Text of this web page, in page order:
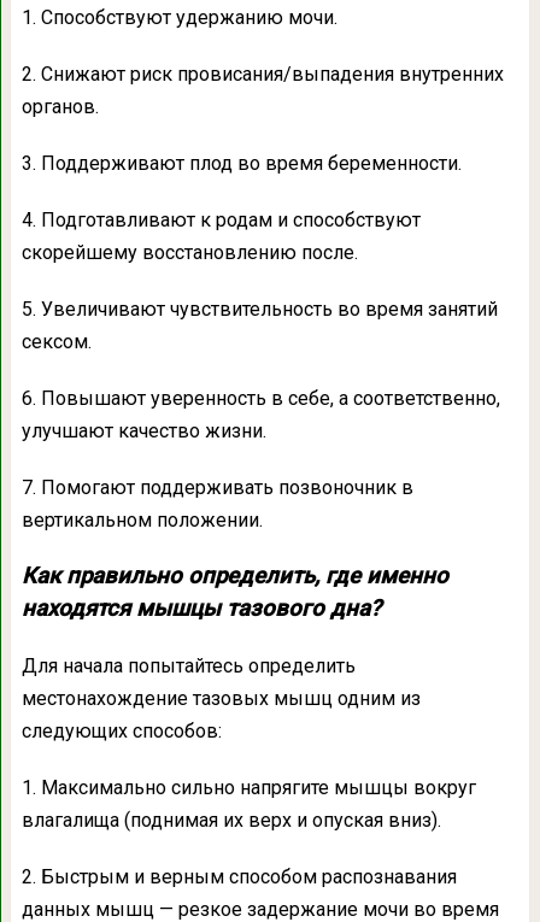
1. Способствуют удержанию мочи.
2. Снижают риск провисания/выпадения внутренних
органов.
3. Поддерживают плод во время беременности.
4. Подготавливают к родам и способствуют
скорейшему восстановлению после.
5. Увеличивают чувствительность во время занятий
сексом.
6. Повышают уверенность в себе, а соответственно,
улучшают качество жизни.
7. Помогают поддерживать позвоночник в
вертикальном положении.
Как правильно определить, где именно
находятся мышцы тазового дна?
Для начала попытайтесь определить
местонахождение тазовых мышц одним из
следующих способов:
1. Максимально сильно напрягите мышцы вокруг
влагалища (поднимая их верх и опуская вниз).
2. Быстрым и верным способом распознавания
данных мышц — резкое задержание мочи во время